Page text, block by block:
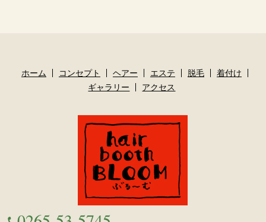
ホーム コンセプト ヘアー エステ 脱毛
着付け
ギャラリー
アクセス